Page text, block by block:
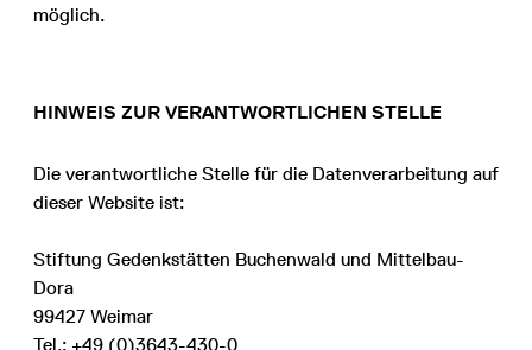
möglich.
HINWEIS ZUR VERANTWORTLICHEN STELLE
Die verantwortliche Stelle für die Datenverarbeitung auf
dieser Website ist:
Stiftung Gedenkstätten Buchenwald und Mittelbau-
Dora
99427 Weimar
Tel.: +49 (0)3643-430-0